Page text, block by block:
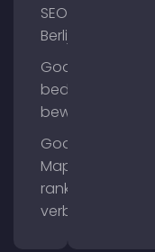
SEO
Berlijn
Google
bedrijfsprofiel
bewerken
Google
Maps
ranking
verbeteren